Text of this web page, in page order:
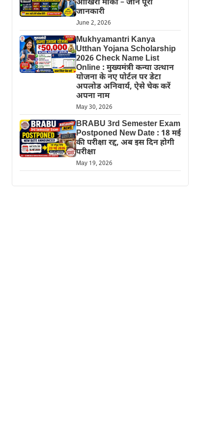
आखिरी मौका – जानें पूरी
जानकारी
June 2, 2026
Mukhyamantri Kanya
Utthan Yojana Scholarship
2026 Check Name List
Online : मुख्यमंत्री कन्या उत्थान
योजना के नए पोर्टल पर डेटा
अपलोड अनिवार्य, ऐसे चेक करें
अपना नाम
May 30, 2026
BRABU 3rd Semester Exam
Postponed New Date : 18 मई
की परीक्षा रद्द, अब इस दिन होगी
परीक्षा
May 19, 2026